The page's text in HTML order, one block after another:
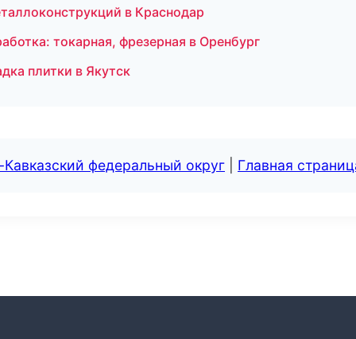
в Краснодар
токарная, фрезерная в Оренбург
плитки в Якутск
федеральный округ Главная